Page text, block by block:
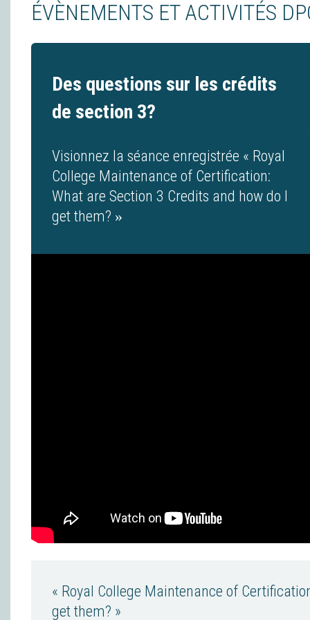
ÉVÈNEMENTS ET ACTIVITÉS
Des questions sur les crédits
de section 3?
Visionnez la séance enregistrée « Royal
College Maintenance of Certification:
What are Section 3 Credits and how do I
get them? »
« Royal College Maintenance of
get them? »